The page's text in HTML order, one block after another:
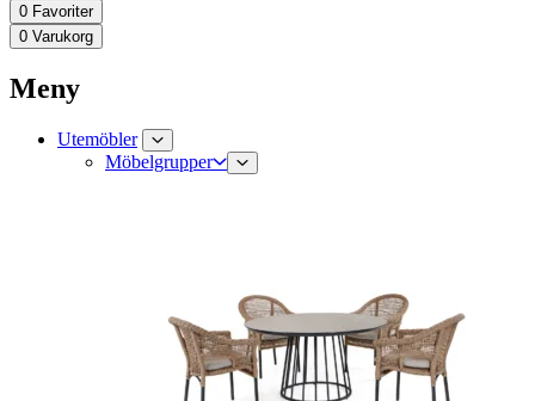
0 Favoriter
0 Varukorg
Meny
Utemöbler
Möbelgrupper